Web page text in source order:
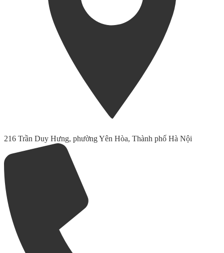
216 Trần Duy Hưng, phường Yên Hòa, Thành phố Hà Nội